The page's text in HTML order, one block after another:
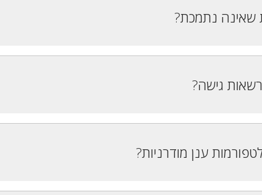
שאינה נתמכת?
גישה?